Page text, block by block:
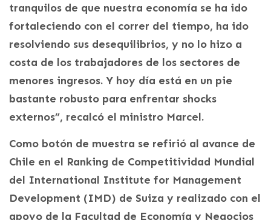
tranquilos de que nuestra economía se ha ido
fortaleciendo con el correr del tiempo, ha ido
resolviendo sus desequilibrios, y no lo hizo a
costa de los trabajadores de los sectores de
menores ingresos. Y hoy día está en un pie
bastante robusto para enfrentar shocks
externos”, recalcó el ministro Marcel.
Como botón de muestra se refirió al avance de
Chile en el Ranking de Competitividad Mundial
del International Institute for Management
Development (IMD) de Suiza y realizado con el
apoyo de la Facultad de Economía y Negocios